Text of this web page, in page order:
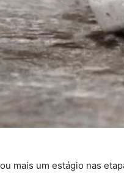
mais um estágio nas